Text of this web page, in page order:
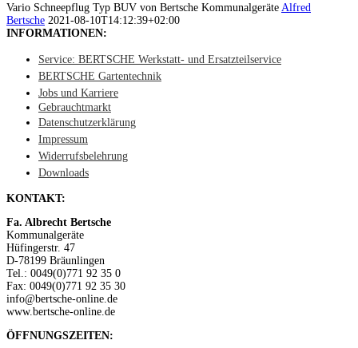
Vario Schneepflug Typ BUV von Bertsche Kommunalgeräte Alfred
Bertsche 2021-08-10T14:12:39+02:00
INFORMATIONEN:
Service: BERTSCHE Werkstatt- und Ersatzteilservice
BERTSCHE Gartentechnik
Jobs und Karriere
Gebrauchtmarkt
Datenschutzerklärung
Impressum
Widerrufsbelehrung
Downloads
KONTAKT:
Fa. Albrecht Bertsche
Kommunalgeräte
Hüfingerstr. 47
D-78199 Bräunlingen
Tel.: 0049(0)771 92 35 0
Fax: 0049(0)771 92 35 30
info@bertsche-online.de
www.bertsche-online.de
ÖFFNUNGSZEITEN: